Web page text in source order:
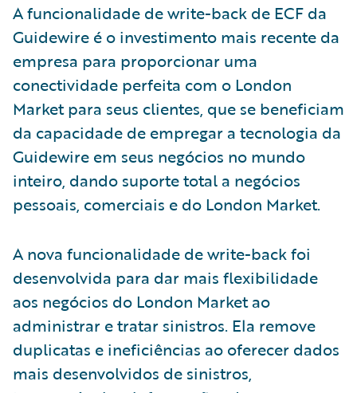
A funcionalidade de write-back de ECF da
Guidewire é o investimento mais recente da
empresa para proporcionar uma
conectividade perfeita com o London
Market para seus clientes, que se beneficiam
da capacidade de empregar a tecnologia da
Guidewire em seus negócios no mundo
inteiro, dando suporte total a negócios
pessoais, comerciais e do London Market.
A nova funcionalidade de write-back foi
desenvolvida para dar mais flexibilidade
aos negócios do London Market ao
administrar e tratar sinistros. Ela remove
duplicatas e ineficiências ao oferecer dados
mais desenvolvidos de sinistros,